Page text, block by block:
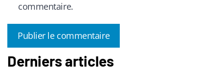
commentaire.
A
Derniers articles